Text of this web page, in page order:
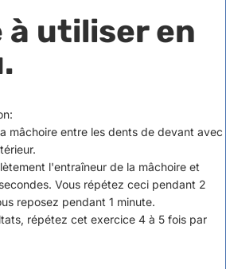
à utiliser en
mâchoire entre les dents de devant avec
l'entraîneur de la mâchoire et
Vous répétez ceci pendant 2
reposez pendant 1 minute.
répétez cet exercice 4 à 5 fois par